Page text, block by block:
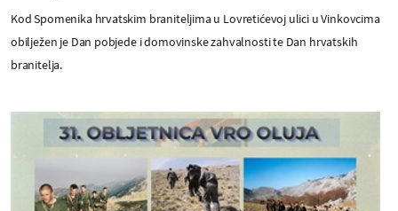
Kod Spomenika hrvatskim braniteljima u Lovretićevoj ulici u Vinkovcima
obilježen je Dan pobjede i domovinske zahvalnosti te Dan hrvatskih
branitelja.